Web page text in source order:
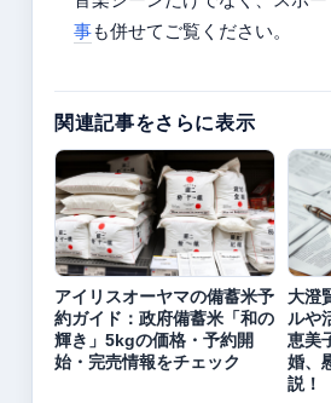
事も併せてご覧ください。
関連記事をさらに表示
アイリスオーヤマの備蓄米予
約ガイド：政府備蓄米「和の
輝き」5kgの価格・予約開
始・完売情報をチェック
大澄
ルや
恵美
婚、
説！